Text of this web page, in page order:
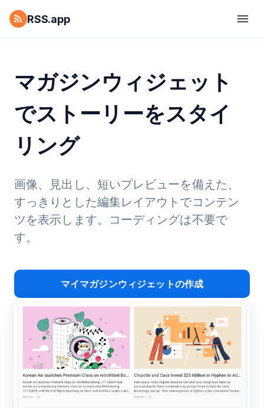
RSS.app
マガジンウィジェット
でストーリーをスタイ
リング
画像、見出し、短いプレビューを備えた、
すっきりとした編集レイアウトでコンテン
ツを表示します。コーディングは不要で
す。
マイマガジンウィジェットの作成